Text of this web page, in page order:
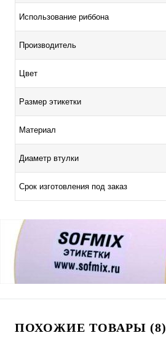
Использование риббона
Производитель
Цвет
Размер этикетки
Материал
Диаметр втулки
Срок изготовления под заказ
ПОХОЖИЕ ТОВАРЫ (8)